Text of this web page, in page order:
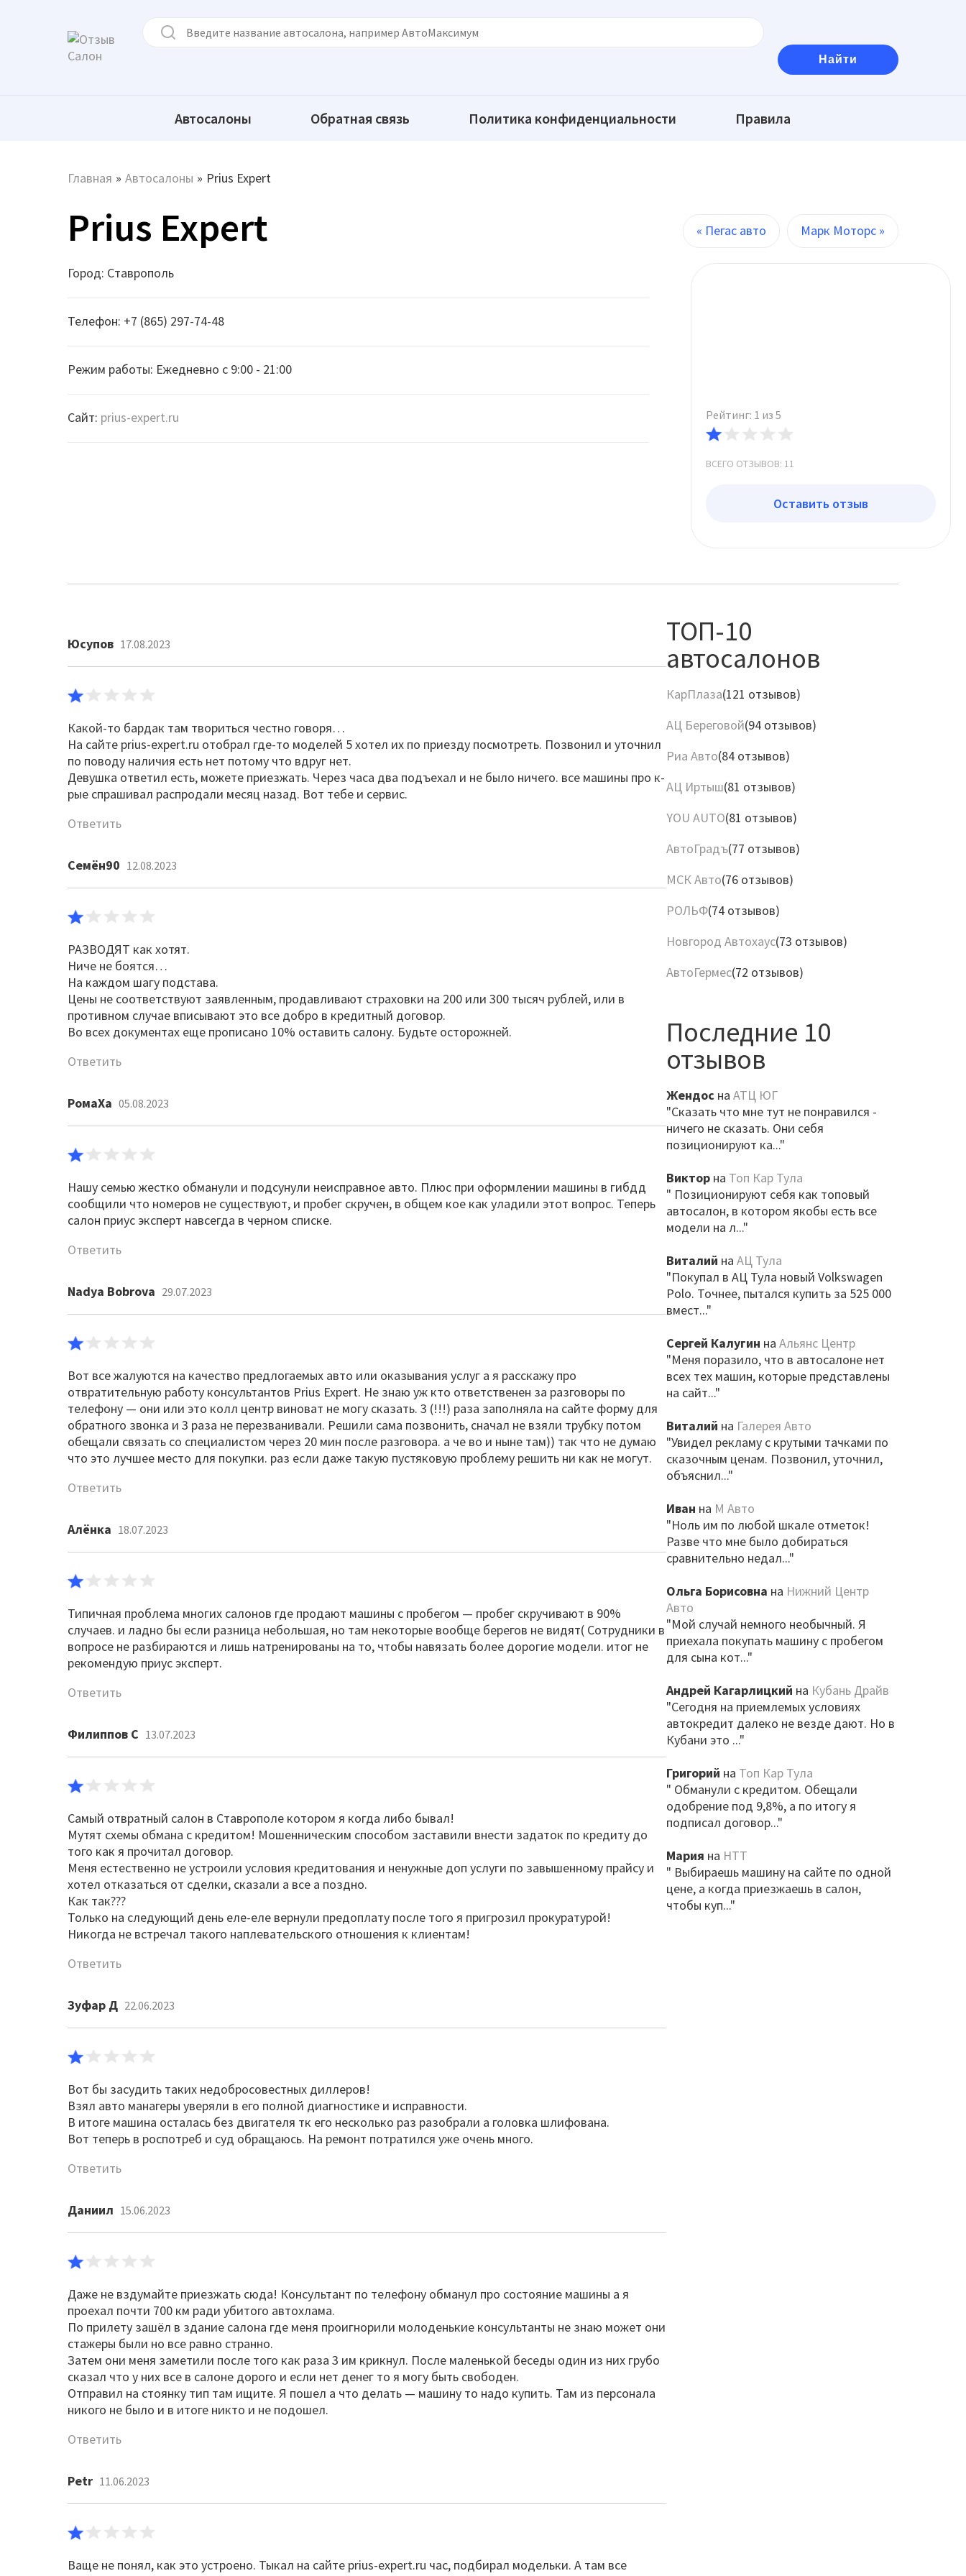
Автосалоны Обратная связь Политика конфиденциальности Правила
Главная » Автосалоны » Prius Expert
Prius Expert « Пегас авто Марк Моторс »
Город: Ставрополь
Телефон: +7 (865) 297-74-48
Режим работы: Ежедневно с 9:00 - 21:00
Сайт: prius-expert.ru Рейтинг: 1 из 5
ВСЕГО ОТЗЫВОВ: 11
Оставить отзыв
Юсупов 17.08.2023
Какой-то бардак там твориться честно говоря…
На сайте prius-expert.ru отобрал где-то моделей 5 хотел их по приезду посмотреть. Позвонил и уточнил
по поводу наличия есть нет потому что вдруг нет.
Девушка ответил есть, можете приезжать. Через часа два подъехал и не было ничего. все машины про к-
рые спрашивал распродали месяц назад. Вот тебе и сервис.
Ответить
Семён90 12.08.2023
РАЗВОДЯТ как хотят.
Ниче не боятся…
На каждом шагу подстава.
Цены не соответствуют заявленным, продавливают страховки на 200 или 300 тысяч рублей, или в
противном случае вписывают это все добро в кредитный договор.
Во всех документах еще прописано 10% оставить салону. Будьте осторожней.
Ответить
РомаХа 05.08.2023
Нашу семью жестко обманули и подсунули неисправное авто. Плюс при оформлении машины в гибдд
сообщили что номеров не существуют, и пробег скручен, в общем кое как уладили этот вопрос. Теперь
салон приус эксперт навсегда в черном списке.
Ответить
Nadya Bobrova 29.07.2023
Вот все жалуются на качество предлогаемых авто или оказывания услуг а я расскажу про
отвратительную работу консультантов Prius Expert. Не знаю уж кто ответственен за разговоры по
телефону — они или это колл центр виноват не могу сказать. 3 (!!!) раза заполняла на сайте форму для
обратного звонка и 3 раза не перезванивали. Решили сама позвонить, сначал не взяли трубку потом
обещали связать со специалистом через 20 мин после разговора. а че во и ныне там)) так что не думаю
что это лучшее место для покупки. раз если даже такую пустяковую проблему решить ни как не могут.
Ответить
Алёнка 18.07.2023
Типичная проблема многих салонов где продают машины с пробегом — пробег скручивают в 90%
случаев. и ладно бы если разница небольшая, но там некоторые вообще берегов не видят( Сотрудники в
вопросе не разбираются и лишь натренированы на то, чтобы навязать более дорогие модели. итог не
рекомендую приус эксперт.
Ответить
Филиппов С 13.07.2023
Самый отвратный салон в Ставрополе котором я когда либо бывал!
Мутят схемы обмана с кредитом! Мошенническим способом заставили внести задаток по кредиту до
того как я прочитал договор.
Меня естественно не устроили условия кредитования и ненужные доп услуги по завышенному прайсу и
хотел отказаться от сделки, сказали а все а поздно.
Как так???
Только на следующий день еле-еле вернули предоплату после того я пригрозил прокуратурой!
Никогда не встречал такого наплевательского отношения к клиентам!
Ответить
Зуфар Д 22.06.2023
Вот бы засудить таких недобросовестных диллеров!
Взял авто манагеры уверяли в его полной диагностике и исправности.
В итоге машина осталась без двигателя тк его несколько раз разобрали а головка шлифована.
Вот теперь в роспотреб и суд обращаюсь. На ремонт потратился уже очень много.
Ответить
Даниил 15.06.2023
Даже не вздумайте приезжать сюда! Консультант по телефону обманул про состояние машины а я
проехал почти 700 км ради убитого автохлама.
По прилету зашёл в здание салона где меня проигнорили молоденькие консультанты не знаю может они
стажеры были но все равно странно.
Затем они меня заметили после того как раза 3 им крикнул. После маленькой беседы один из них грубо
сказал что у них все в салоне дорого и если нет денег то я могу быть свободен.
Отправил на стоянку тип там ищите. Я пошел а что делать — машину то надо купить. Там из персонала
никого не было и в итоге никто и не подошел.
Ответить
Petr 11.06.2023
Ваще не понял, как это устроено. Тыкал на сайте prius-expert.ru час, подбирал модельки. А там все
ТОП-10
автосалонов
КарПлаза(121 отзывов)
АЦ Береговой(94 отзывов)
Риа Авто(84 отзывов)
АЦ Иртыш(81 отзывов)
YOU AUTO(81 отзывов)
АвтоГрадъ(77 отзывов)
МСК Авто(76 отзывов)
РОЛЬФ(74 отзывов)
Новгород Автохаус(73 отзывов)
АвтоГермес(72 отзывов)
Последние 10
отзывов
Жендосна АТЦ ЮГ
"Сказать что мне тут не понравился -
ничего не сказать. Они себя
позиционируют ка..."
Викторна Топ Кар Тула
" Позиционируют себя как топовый
автосалон, в котором якобы есть все
модели на л..."
Виталий на АЦ Тула
"Покупал в АЦ Тула новый Volkswagen
Polo. Точнее, пытался купить за 525 000
вмест..."
Сергей Калугин на Альянс Центр
"Меня поразило, что в автосалоне нет
всех тех машин, которые представлены
на сайт..."
Виталий на Галерея Авто
"Увидел рекламу с крутыми тачками по
сказочным ценам. Позвонил, уточнил,
объяснил..."
Иван на М Авто
"Ноль им по любой шкале отметок!
Разве что мне было добираться
сравнительно недал..."
Ольга Борисовна на Нижний Центр
Авто
"Мой случай немного необычный. Я
приехала покупать машину с пробегом
для сына кот..."
Андрей Кагарлицкий на Кубань Драйв
"Сегодня на приемлемых условиях
автокредит далеко не везде дают. Но в
Кубани это ..."
Григорий на Топ Кар Тула
" Обманули с кредитом. Обещали
одобрение под 9,8%, а по итогу я
подписал договор..."
Мария на НТТ
" Выбираешь машину на сайте по одной
цене, а когда приезжаешь в салон,
чтобы куп..."